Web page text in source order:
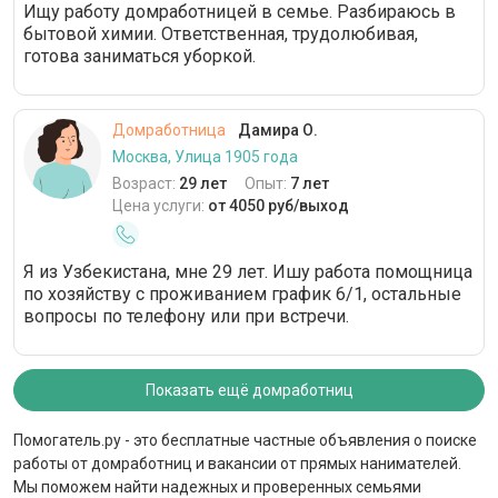
Ищу работу домработницей в семье. Разбираюсь в
бытовой химии. Ответственная, трудолюбивая,
готова заниматься уборкой.
Домработница
Дамира О.
Москва, Улица 1905 года
Возраст: 29 лет Опыт: 7 лет
Цена услуги: от 4050 руб/выход
Я из Узбекистана, мне 29 лет. Ишу работа помощница
по хозяйству с проживанием график 6/1, остальные
вопросы по телефону или при встречи.
Показать ещё домработниц
Помогатель.ру - это бесплатные частные объявления о поиске
работы от домработниц и вакансии от прямых нанимателей.
Мы поможем найти надежных и проверенных семьями